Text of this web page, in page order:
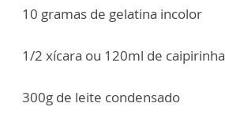
10 gramas de gelatina incolor
1/2 xícara ou 120ml de caipirinha
300g de leite condensado